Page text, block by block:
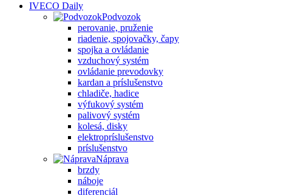
IVECO Daily
Podvozok
perovanie, pruženie
riadenie, spojovačky, čapy
spojka a ovládanie
vzduchový systém
ovládanie prevodovky
kardan a príslušenstvo
chladiče, hadice
výfukový systém
palivový systém
kolesá, disky
elektropríslušenstvo
príslušenstvo
Náprava
brzdy
náboje
diferenciál